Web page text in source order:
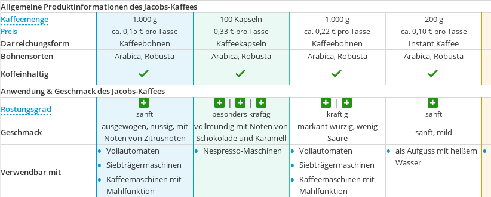
Allgemeine Produktinformationen des Jacobs-Kaffees
Kaffeemenge
Preis
1.000 g
ca. 0,15 € pro Tasse
100 Kapseln
0,33 € pro Tasse
1.000 g
ca. 0,22 € pro Tasse
200 g
ca. 0,10 € pro Tasse
Darreichungsform Kaffeebohnen Kaffeekapseln Kaffeebohnen Instant Kaffee
Bohnensorten
Arabica, Robusta Arabica, Robusta Arabica, Robusta Arabica, Robusta
Koffeinhaltig
Anwendung & Geschmack des Jacobs-Kaffees
Röstungsgrad
sanft besonders kräftig kräftig sanft
Geschmack
ausgewogen, nussig, mit
Noten von Zitrusnoten
vollmundig mit Noten von
Schokolade und Karamell
markant würzig, wenig
Säure
sanft, mild
Verwendbar mit
• Vollautomaten
• Siebträgermaschinen
• Kaffeemaschinen mit
Mahlfunktion
• Nespresso-Maschinen • Vollautomaten
• Siebträgermaschinen
• Kaffeemaschinen mit
Mahlfunktion
• als Aufguss mit heißem
Wasser
•